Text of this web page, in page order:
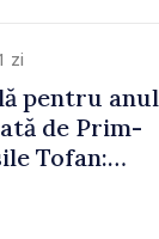
zi
pentru anul
de Prim-
Tofan: